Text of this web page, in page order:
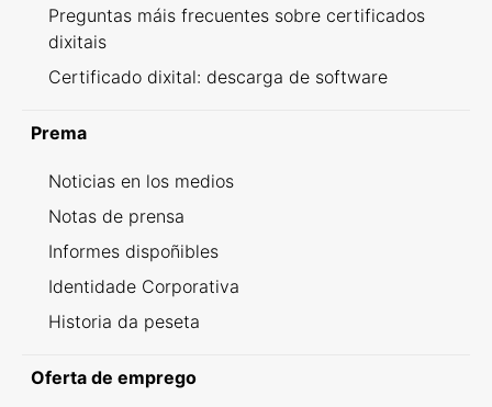
Preguntas máis frecuentes sobre certificados
dixitais
Certificado dixital: descarga de software
Prema
Noticias en los medios
Notas de prensa
Informes dispoñibles
Identidade Corporativa
Historia da peseta
Oferta de emprego